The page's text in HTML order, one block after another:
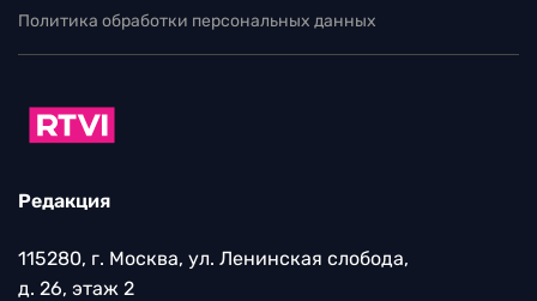
Политика обработки персональных данных
Редакция
115280, г. Москва, ул. Ленинская слобода,
д. 26, этаж 2